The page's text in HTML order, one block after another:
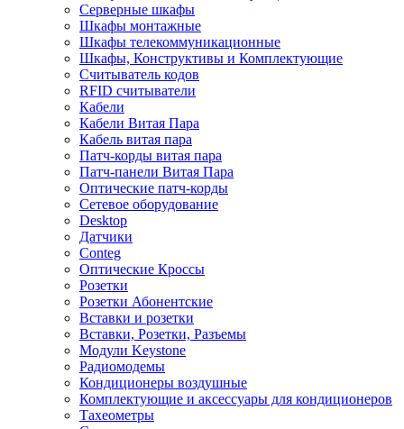
Серверные шкафы
Шкафы монтажные
Шкафы телекоммуникационные
Шкафы, Конструктивы и Комплектующие
Считыватель кодов
RFID считыватели
Кабели
Кабели Витая Пара
Кабель витая пара
Патч-корды витая пара
Патч-панели Витая Пара
Оптические патч-корды
Сетевое оборудование
Desktop
Датчики
Conteg
Оптические Кроссы
Розетки
Розетки Абонентские
Вставки и розетки
Вставки, Розетки, Разъемы
Модули Keystone
Радиомодемы
Кондиционеры воздушные
Комплектующие и аксессуары для кондиционеров
Тахеометры